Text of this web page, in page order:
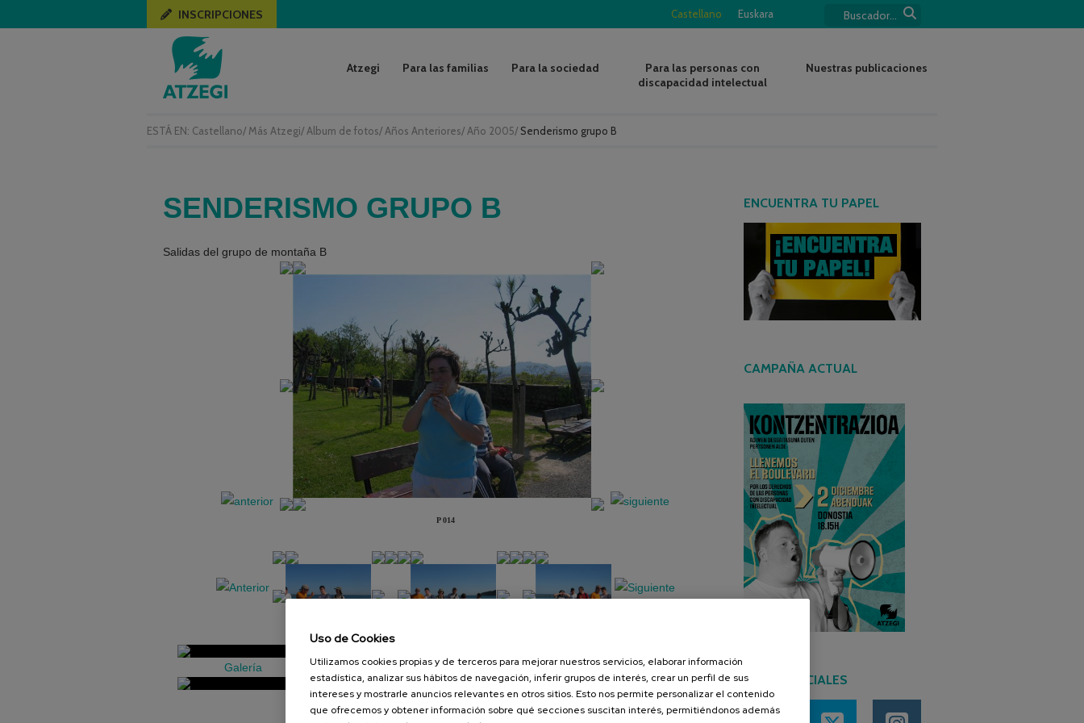
ESTÁ EN: Castellano/ Más Atzegi/ Album de fotos/ Años Anteriores/ Año 2005/ Senderismo grupo B
Castellano Euskara
INSCRIPCIONES
Atzegi Para las familias Para la sociedad
Para las personas con
discapacidad intelectual
Nuestras publicaciones
SENDERISMO GRUPO B
Salidas del grupo de montaña B
P 014
Galería Presentación Diapositiva
ENCUENTRA TU PAPEL
CAMPAÑA ACTUAL
REDES SOCIALES
Uso de Cookies
Utilizamos cookies propias y de terceros para mejorar nuestros servicios, elaborar información
estadística, analizar sus hábitos de navegación, inferir grupos de interés, crear un perfil de sus
intereses y mostrarle anuncios relevantes en otros sitios. Esto nos permite personalizar el contenido
que ofrecemos y obtener información sobre qué secciones suscitan interés, permitiéndonos además